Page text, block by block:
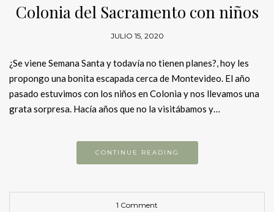
Colonia del Sacramento con niños
JULIO 15, 2020
¿Se viene Semana Santa y todavía no tienen planes?, hoy les
propongo una bonita escapada cerca de Montevideo. El año
pasado estuvimos con los niños en Colonia y nos llevamos una
grata sorpresa. Hacía años que no la visitábamos y…
CONTINUE READING
1 Comment